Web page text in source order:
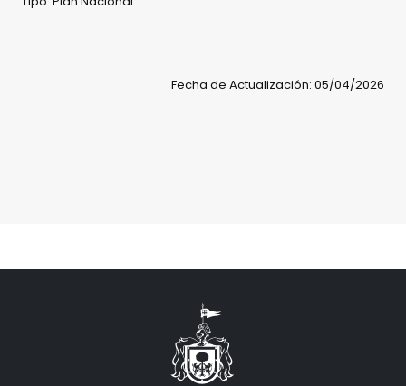
Fecha de Actualización: 05/04/2026